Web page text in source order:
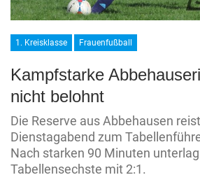
1. Kreisklasse Frauenfußball
Kampfstarke
nicht belohnt
Die Reserve aus Abbehausen
Dienstagabend zum
Nach starken 90 Minuten
Tabellensechste mit 2:1.